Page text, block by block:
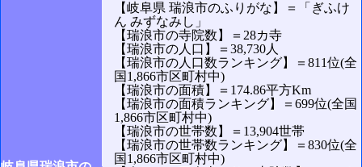
【岐阜県 瑞浪市のふりがな】＝「ぎふけ
ん みずなみし」
【瑞浪市の寺院数】＝28カ寺
【瑞浪市の人口】＝38,730人
【瑞浪市の人口数ランキング】＝811位(全
国1,866市区町村中)
【瑞浪市の面積】＝174.86平方Km
【瑞浪市の面積ランキング】＝699位(全国
1,866市区町村中)
【瑞浪市の世帯数】＝13,904世帯
【瑞浪市の世帯数ランキング】＝830位(全
国1,866市区町村中)